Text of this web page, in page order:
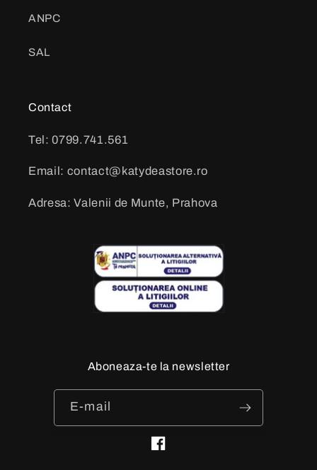
ANPC
SAL
Contact
Tel: 0799.741.561
Email: contact@katydeastore.ro
Adresa: Valenii de Munte, Prahova
Aboneaza-te la newsletter
E-mail
Facebook